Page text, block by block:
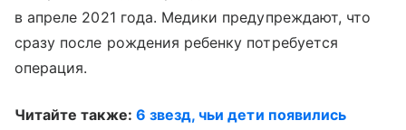
в апреле 2021 года. Медики предупреждают, что
сразу после рождения ребенку потребуется
операция.
Читайте также: 6 звезд, чьи дети появились